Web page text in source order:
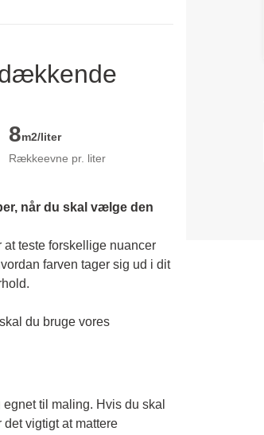
8m2/liter
Rækkeevne pr. liter
når du skal vælge den
teste forskellige nuancer
farven tager sig ud i dit
til maling. Hvis du skal
vigtigt at mattere